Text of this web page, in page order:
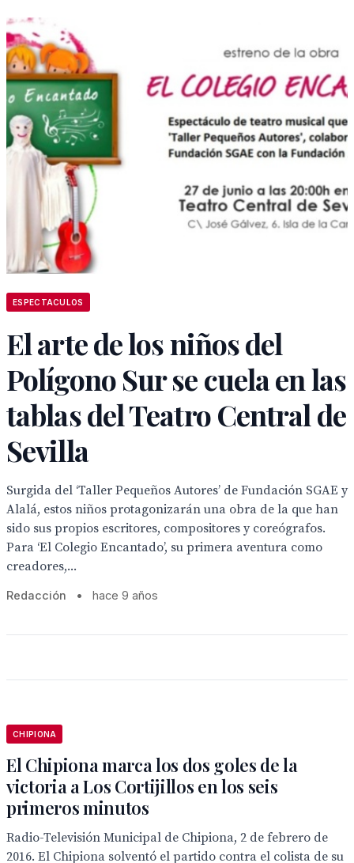
ESPECTACULOS
El arte de los niños del
Polígono Sur se cuela en las
tablas del Teatro Central de
Sevilla
Surgida del ‘Taller Pequeños Autores’ de Fundación SGAE y
Alalá, estos niños protagonizarán una obra de la que han
sido sus propios escritores, compositores y coreógrafos.
Para ‘El Colegio Encantado’, su primera aventura como
creadores,...
Redacción • hace 9 años
CHIPIONA
El Chipiona marca los dos goles de la
victoria a Los Cortijillos en los seis
primeros minutos
Radio-Televisión Municipal de Chipiona, 2 de febrero de
2016. El Chipiona solventó el partido contra el colista de su